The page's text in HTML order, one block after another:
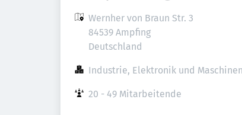
Wernher von Braun Str. 3
84539 Ampfing
Deutschland
Industrie, Elektronik und
20 - 49 Mitarbeitende